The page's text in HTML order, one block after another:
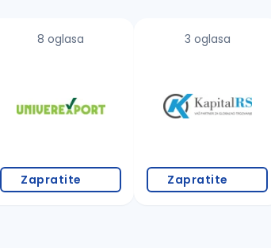
đ, ž, dž)
8 oglasa
Zapratite
3 oglasa
Zapratite